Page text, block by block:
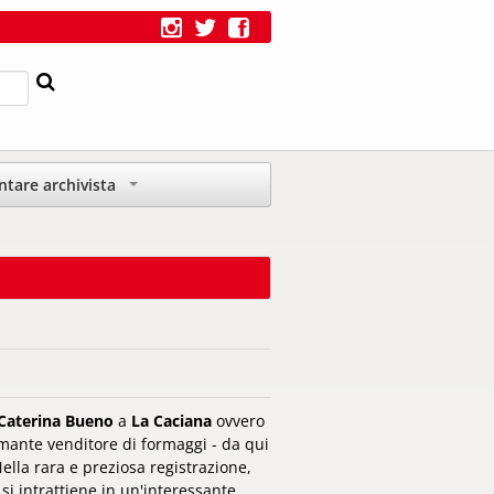
archivista
Bueno a La Caciana ovvero
venditore di formaggi - da qui
rara e preziosa registrazione,